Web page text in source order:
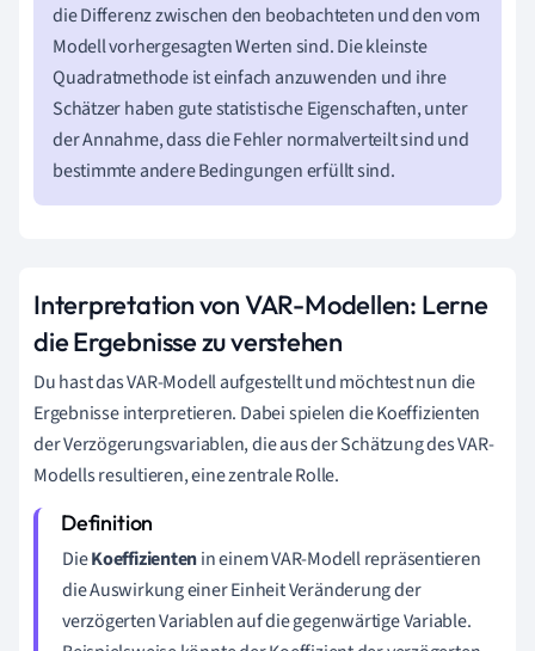
die Differenz zwischen den beobachteten und den vom
Modell vorhergesagten Werten sind. Die kleinste
Quadratmethode ist einfach anzuwenden und ihre
Schätzer haben gute statistische Eigenschaften, unter
der Annahme, dass die Fehler normalverteilt sind und
bestimmte andere Bedingungen erfüllt sind.
Interpretation von VAR-Modellen: Lerne
die Ergebnisse zu verstehen
Du hast das VAR-Modell aufgestellt und möchtest nun die
Ergebnisse interpretieren. Dabei spielen die Koeffizienten
der Verzögerungsvariablen, die aus der Schätzung des VAR-
Modells resultieren, eine zentrale Rolle.
DieKoeffizientenin einem VAR-Modell repräsentieren
die Auswirkung einer Einheit Veränderung der
verzögerten Variablen auf die gegenwärtige Variable.